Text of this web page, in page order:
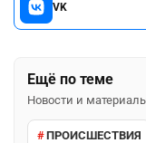
VK
Ещё по теме
Новости и
ПРОИСШЕСТВИЯ